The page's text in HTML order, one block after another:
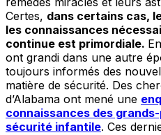
Certes, dans certains cas,
les connaissances
continue est primordiale.
ont grandi dans une autre
toujours informés des
matière de sécurité. Des
d’Alabama ont mené une
connaissances des
sécurité infantile. Ces